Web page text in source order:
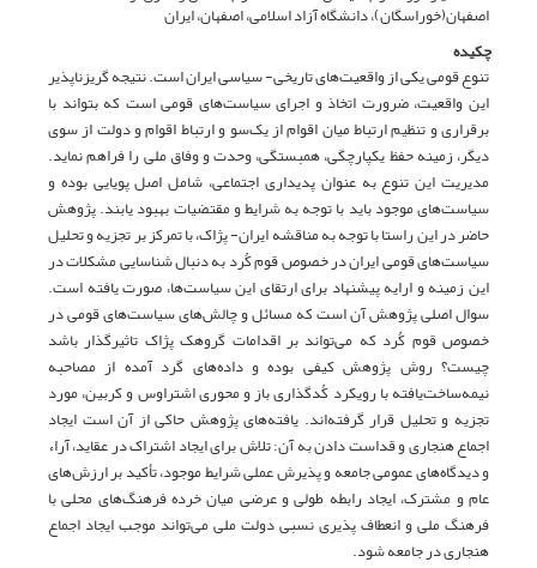
اصفهان(خوراسگان)، دانشگاه آزاد اسلامی، اصفهان، ایران
چکیده
تنوع قومی یکی از واقعیت‌های تاریخی- سیاسی ایران است. نتیجه گریزناپذیر
این واقعیت، ضرورت اتخاذ و اجرای سیاست‌های قومی است که بتواند با
برقراری و تنظیم ارتباط میان اقوام از یک‌سو و ارتباط اقوام و دولت از سوی
دیگر، زمینه حفظ یکپارچگی، همبستگی، وحدت و وفاق ملی را فراهم نماید.
مدیریت این تنوع به عنوان پدیداری اجتماعی، شامل اصل پویایی بوده و
سیاست‌های موجود باید با توجه به شرایط و مقتضیات بهبود یابند. پژوهش
حاضر در این راستا با توجه به مناقشه ایران- پژاک، با تمرکز بر تجزیه و تحلیل
سیاست‌های قومی ایران در خصوص قوم کُرد به دنبال شناسایی مشکلات در
این زمینه و ارایه پیشنهاد برای ارتقای این سیاست‌‍‌ها، صورت یافته است.
سوال اصلی پژوهش آن است که مسائل و چالش‌های سیاست‌های قومی در
خصوص قوم کُرد که می‌تواند بر اقدامات گروهک پژاک تاثیرگذار باشد
چیست؟ روش پژوهش کیفی بوده و داده‌های گرد آمده از مصاحبه
نیمه‌ساخت‌یافته با رویکرد کُدگذاری باز و محوری اشتراوس و کربین، مورد
تجزیه و تحلیل قرار گرفته‌اند. یافته‌های پژوهش حاکی از آن است ایجاد
اجماع هنجاری و قداست دادن به آن: تلاش برای ایجاد اشتراک در عقاید، آراء
و دیدگاه‌های عمومی جامعه و پذیرش عملی شرایط موجود، تأکید بر ارزش‌های
عام و مشترک، ایجاد رابطه طولی و عرضی میان خرده فرهنگ‌های محلی با
فرهنگ ملی و انعطاف پذیری نسبی دولت ملی می‌تواند موجب ایجاد اجماع
هنجاری در جامعه شود.